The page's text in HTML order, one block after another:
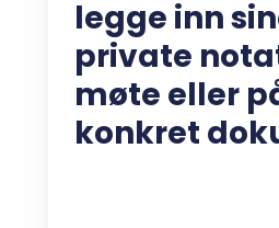
legge inn
private
møte eller
konkret